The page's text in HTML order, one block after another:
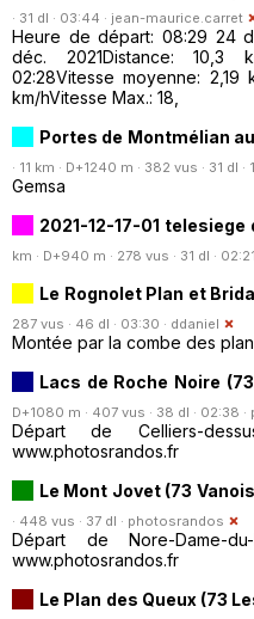
· 31 dl · 03:44 · jean-maurice.carret
Heure de départ: 08:29 24
déc. 2021Distance: 10,3
02:28Vitesse moyenne: 2,19
km/hVitesse Max.: 18,
Portes de Montmélian
· 11 km · D+1240 m · 382 vus · 31 dl ·
Gemsa
2021-12-17-01 telesiege
km · D+940 m · 278 vus · 31 dl · 02:21
Le Rognolet Plan et
287 vus · 46 dl · 03:30 · ddaniel
Montée par la combe des
Lacs de Roche Noire
D+1080 m · 407 vus · 38 dl · 02:38 ·
Départ de Celliers-
www.photosrandos.fr
Le Mont Jovet (73
· 448 vus · 37 dl · photosrandos
Départ de Nore-Dame-
www.photosrandos.fr
Le Plan des Queux (73